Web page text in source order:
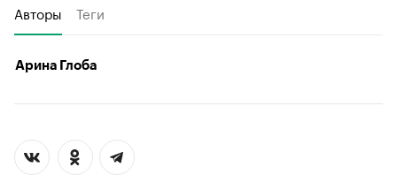
Авторы Теги
Арина Глоба